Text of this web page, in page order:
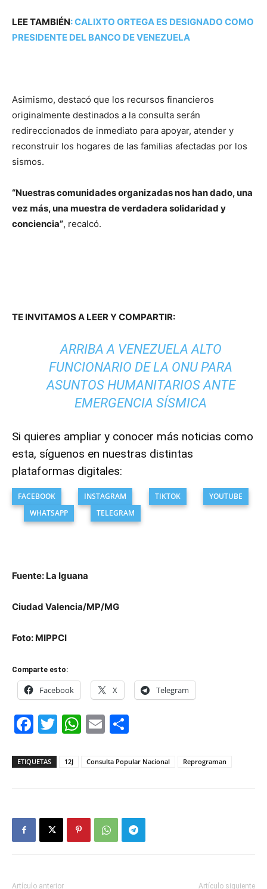
LEE TAMBIÉN:CALIXTO ORTEGA ES DESIGNADO COMO
PRESIDENTE DEL BANCO DE VENEZUELA
Asimismo, destacó que los recursos financieros
originalmente destinados a la consulta serán
redireccionados de inmediato para apoyar, atender y
reconstruir los hogares de las familias afectadas por los
sismos.
“Nuestras comunidades organizadas nos han dado, una
vez más, una muestra de verdadera solidaridad y
conciencia”, recalcó.
TE INVITAMOS A LEER Y COMPARTIR:
ARRIBA A VENEZUELA ALTO
FUNCIONARIO DE LA ONU PARA
ASUNTOS HUMANITARIOS ANTE
EMERGENCIA SÍSMICA
Si quieres ampliar y conocer más noticias como
esta, síguenos en nuestras distintas
plataformas digitales:
FACEBOOK INSTAGRAM TIKTOK
YOUTUBE
WHATSAPP
TELEGRAM
Fuente: La Iguana
Ciudad Valencia/MP/MG
Foto: MIPPCI
Comparte esto:
Facebook X Telegram
Facebook
Twitter
WhatsApp
Email
ETIQUETAS 12J Consulta Popular Nacional Reprograman
Artículo anterior Artículo siguiente